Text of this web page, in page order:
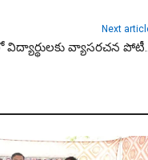
Next
వ్యాసరచన